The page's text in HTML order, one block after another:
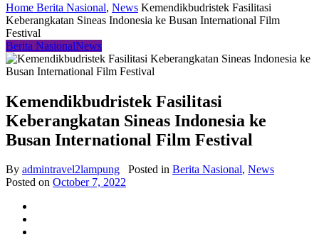
Home Berita Nasional, News Kemendikbudristek Fasilitasi
Keberangkatan Sineas Indonesia ke Busan International Film
Festival
Berita NasionalNews
Kemendikbudristek Fasilitasi
Keberangkatan Sineas Indonesia ke
Busan International Film Festival
By admintravel2lampung Posted in Berita Nasional, News
Posted on October 7, 2022